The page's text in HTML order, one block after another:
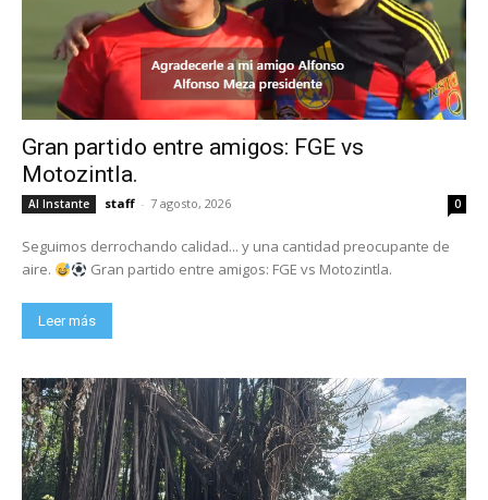
Gran partido entre amigos: FGE vs
Motozintla.
Al Instante staff - 7 agosto, 2026 0
Seguimos derrochando calidad... y una cantidad preocupante de
aire.
Gran partido entre amigos: FGE vs Motozintla.
Leer más